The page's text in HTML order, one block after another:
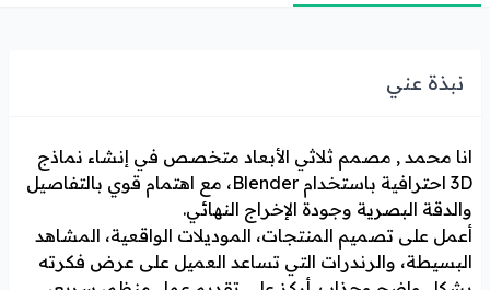
نبذة عني
انا محمد , مصمم ثلاثي الأبعاد متخصص في إنشاء نماذج
3D احترافية باستخدام Blender، مع اهتمام قوي بالتفاصيل
والدقة البصرية وجودة الإخراج النهائي.
أعمل على تصميم المنتجات، الموديلات الواقعية، المشاهد
البسيطة، والرندرات التي تساعد العميل على عرض فكرته